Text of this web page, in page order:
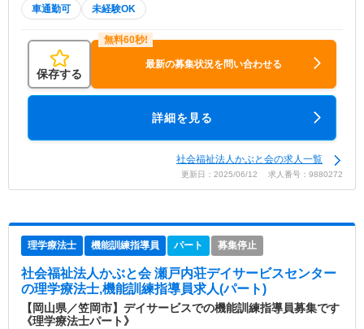
車通勤可 未経験OK
保存する
最新の募集状況を問い合わせる
詳細を見る
社会福祉法人かぶと会の求人一覧
更新日：2025/06/12 求人番号：9880272
理学療法士 機能訓練指導員 パート 募集停止
社会福祉法人かぶと会 瀬戸内荘デイサービスセンター
の理学療法士,機能訓練指導員求人(パート)
【岡山県／笠岡市】デイサービスでの機能訓練指導員募集です
《理学療法士パート》